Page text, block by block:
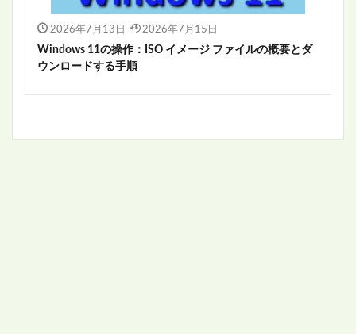
2026年7月13日 2026年7月15日
Windows 11の操作：ISO イメージ ファイルの概要とダ
ウンロードする手順